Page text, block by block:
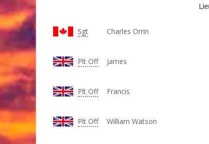
Sgt Charles Orrin
Plt Off James
Plt Off Francis
Plt Off William Watson